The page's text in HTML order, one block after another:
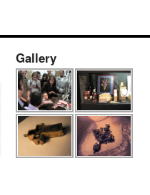
Gallery